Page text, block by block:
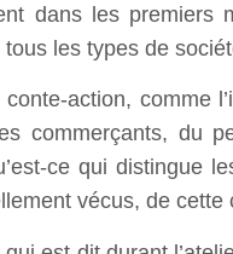
dans les premiers
les types de
action,
commerçants, du
ce qui distingue
vécus, de